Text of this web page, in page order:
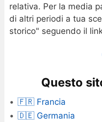
relativa. Per la media
di altri periodi a tua
storico" seguendo il
Questo
🇫🇷 Francia
🇩🇪 Germania